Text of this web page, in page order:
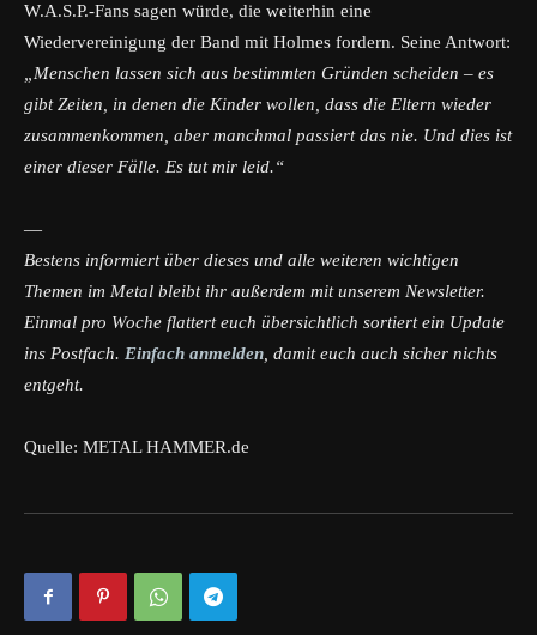
W.A.S.P.-Fans sagen würde, die weiterhin eine
Wiedervereinigung der Band mit Holmes fordern. Seine Antwort:
„Menschen lassen sich aus bestimmten Gründen scheiden – es
gibt Zeiten, in denen die Kinder wollen, dass die Eltern wieder
zusammenkommen, aber manchmal passiert das nie. Und dies ist
einer dieser Fälle. Es tut mir leid.“
—
Bestens informiert über dieses und alle weiteren wichtigen
Themen im Metal bleibt ihr außerdem mit unserem Newsletter.
Einmal pro Woche flattert euch übersichtlich sortiert ein Update
ins Postfach. Einfach anmelden , damit euch auch sicher nichts
entgeht.
Quelle: METAL HAMMER.de